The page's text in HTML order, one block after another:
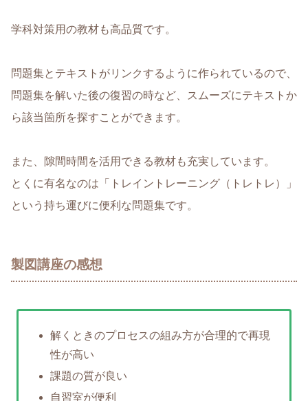
学科対策用の教材も高品質です。
問題集とテキストがリンクするように作られているので、
問題集を解いた後の復習の時など、スムーズにテキストか
ら該当箇所を探すことができます。
また、隙間時間を活用できる教材も充実しています。
とくに有名なのは「トレイントレーニング（トレトレ）」
という持ち運びに便利な問題集です。
製図講座の感想
解くときのプロセスの組み方が合理的で再現
性が高い
課題の質が良い
自習室が便利